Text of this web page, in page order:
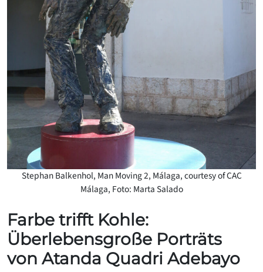
Stephan Balkenhol, Man Moving 2, Málaga, courtesy of CAC
Málaga, Foto: Marta Salado
Farbe trifft Kohle:
Überlebensgroße Porträts
von Atanda Quadri Adebayo